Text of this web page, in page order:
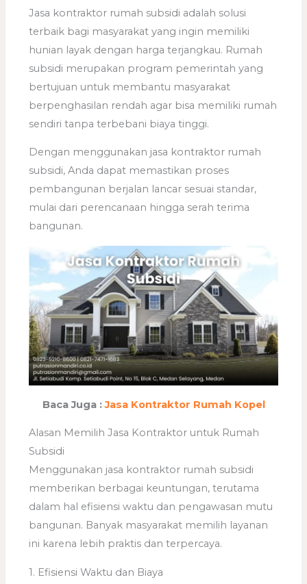
Jasa kontraktor rumah subsidi adalah solusi
terbaik bagi masyarakat yang ingin memiliki
hunian layak dengan harga terjangkau. Rumah
subsidi merupakan program pemerintah yang
bertujuan untuk membantu masyarakat
berpenghasilan rendah agar bisa memiliki rumah
sendiri tanpa terbebani biaya tinggi.
Dengan menggunakan jasa kontraktor rumah
subsidi, Anda dapat memastikan proses
pembangunan berjalan lancar sesuai standar,
mulai dari perencanaan hingga serah terima
bangunan.
Baca Juga : Jasa Kontraktor Rumah Kopel
Alasan Memilih Jasa Kontraktor untuk Rumah
Subsidi
Menggunakan jasa kontraktor rumah subsidi
memberikan berbagai keuntungan, terutama
dalam hal efisiensi waktu dan pengawasan mutu
bangunan. Banyak masyarakat memilih layanan
ini karena lebih praktis dan terpercaya.
1. Efisiensi Waktu dan Biaya